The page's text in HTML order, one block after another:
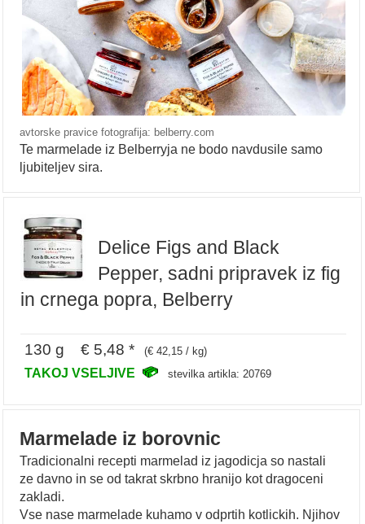
avtorske pravice fotografija: belberry.com
Te marmelade iz Belberryja ne bodo navdusile samo
ljubiteljev sira.
Delice Figs and Black
Pepper, sadni pripravek iz fig
in crnega popra, Belberry
130 g € 5,48 * (€ 42,15 / kg)
TAKOJ VSELJIVE stevilka artikla: 20769
Marmelade iz borovnic
Tradicionalni recepti marmelad iz jagodicja so nastali
ze davno in se od takrat skrbno hranijo kot dragoceni
zakladi.
Vse nase marmelade kuhamo v odprtih kotlickih. Njihov